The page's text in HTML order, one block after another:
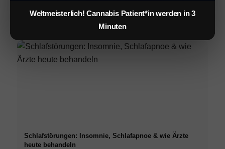
Schlafstörungen: Insomnie, Schlafapnoe & wie Ärzte
heute behandeln
Weltmeisterlich! Cannabis Patient*in werden in 3
Minuten